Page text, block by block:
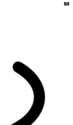
بداية تطبيق
لدى السائقين